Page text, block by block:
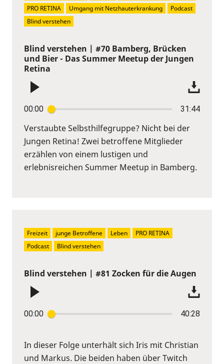
Blind verstehen | #70 Bamberg, Brücken
und Bier - Das Summer Meetup der Jungen
Retina
00:00 31:44
Verstaubte Selbsthilfegruppe? Nicht bei der
Jungen Retina! Zwei betroffene Mitglieder
erzählen von einem lustigen und
erlebnisreichen Summer Meetup in Bamberg.
PRO RETINA Umgang mit Netzhauterkrankung
Podcast
Blind verstehen
Blind verstehen | #81 Zocken für die Augen
00:00 40:28
In dieser Folge unterhält sich Iris mit Christian
und Markus. Die beiden haben über Twitch
Freizeit junge Betroffene Leben
PRO RETINA
Podcast
Blind verstehen